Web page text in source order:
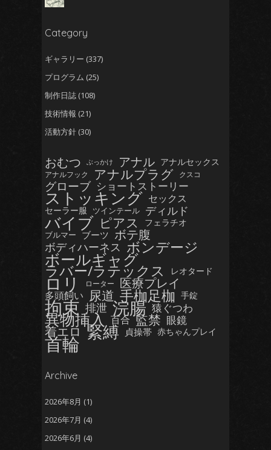
Category
ギャラリー (337)
プログラム (25)
制作日誌 (108)
技術情報 (21)
活動方針 (30)
おむつ ぶっかけ アナル アナルセックス
アナルフック アナルプラグ クスコ
グローブ ショートストーリー
ストッキング セックス
セーラー服 ツインテール ディルド
バイブ ピアス フェラチオ
ブルマー ブーツ ボテ腹
ボディハーネス ボンデージ
ボールギャグ
ラバー/ラテックス レオタード
ロリ ローター 医療プレイ
多頭飼い 尿道 手枷足枷 手錠
拘束 排泄 浣腸 猿ぐつわ
異物挿入 百合 監禁 眼鏡
着エロ 緊縛 貞操帯 赤ちゃんプレイ
首輪
Archive
2026年8月 (1)
2026年7月 (4)
2026年6月 (4)